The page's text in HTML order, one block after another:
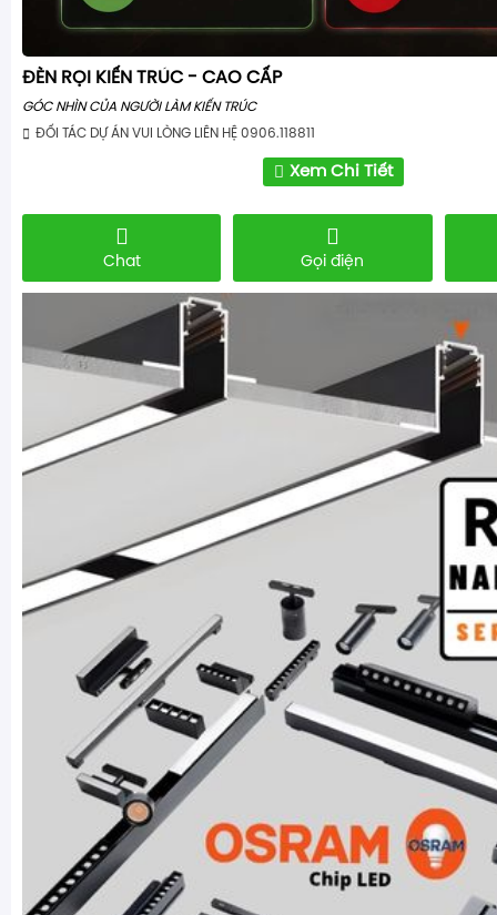
ĐÈN RỌI KIẾN TRÚC - CAO CẤP
GÓC NHÌN CỦA NGƯỜI LÀM KIẾN TRÚC
ĐỐI TÁC DỰ ÁN VUI LÒNG LIÊN HỆ 0906.118811
Xem Chi Tiết
Chat Gọi điện